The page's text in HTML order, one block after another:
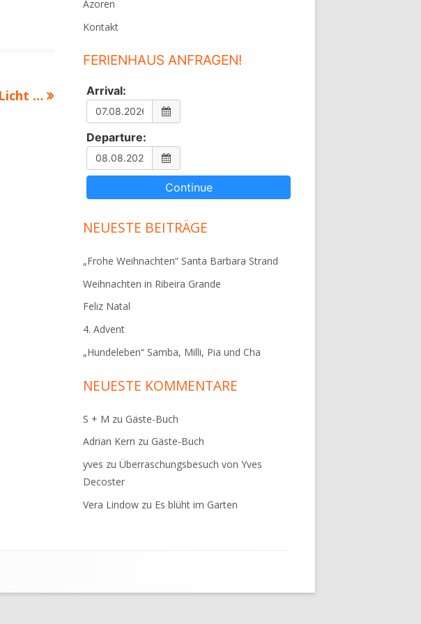
…
Azoren
Kontakt
FERIENHAUS ANFRAGEN!
Arrival:
Departure:
NEUESTE BEITRÄGE
„Frohe Weihnachten“ Santa Barbara Strand
Weihnachten in Ribeira Grande
Feliz Natal
4. Advent
„Hundeleben“ Samba, Milli, Pia und Cha
NEUESTE KOMMENTARE
S + M zu Gäste-Buch
Adrian Kern zu Gäste-Buch
yves zuÜberraschungsbesuch von Yves
Decoster
Vera Lindow zu Es blüht im Garten